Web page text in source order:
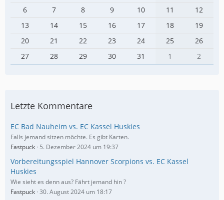
6
7 8 9 10 11
12
13
14 15 16 17 18
19
20
21 22 23 24 25
26
27
28 29 30 31 1 2
Letzte Kommentare
EC Bad Nauheim vs. EC Kassel Huskies
Falls jemand sitzen möchte. Es gibt Karten.
Fastpuck 5. Dezember 2024 um 19:37
Vorbereitungsspiel Hannover Scorpions vs. EC Kassel
Huskies
Wie sieht es denn aus? Fährt jemand hin ?
Fastpuck 30. August 2024 um 18:17